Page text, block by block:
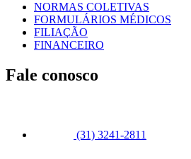
NORMAS COLETIVAS
FORMULÁRIOS MÉDICOS
FILIAÇÃO
FINANCEIRO
Fale conosco
(31) 3241-2811